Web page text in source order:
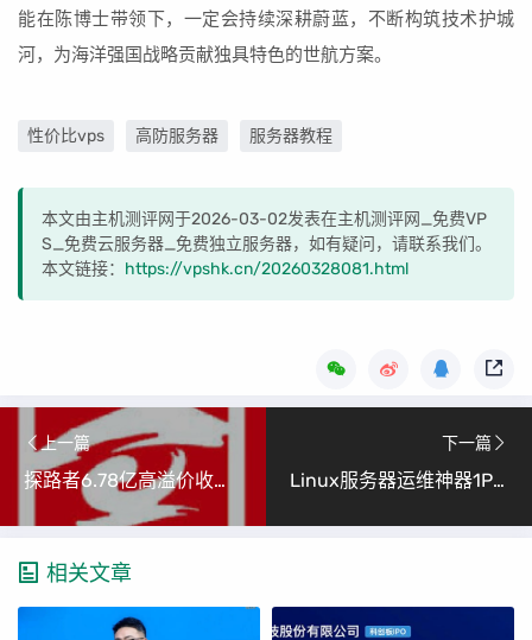
能在陈博士带领下，一定会持续深耕蔚蓝，不断构筑技术护城
河，为海洋强国战略贡献独具特色的世航方案。
性价比vps 高防服务器 服务器教程
本文由主机测评网于2026-03-02发表在主机测评网_免费VP
S_免费云服务器_免费独立服务器，如有疑问，请联系我们。
本文链接： https://vpshk.cn/20260328081.html
上一篇
探路者6.78亿高溢价收购两家半导体公司，转型之路再加速
下一篇
Linux服务器运维神器1Panel安装指南（小白必看详细教程）
相关文章